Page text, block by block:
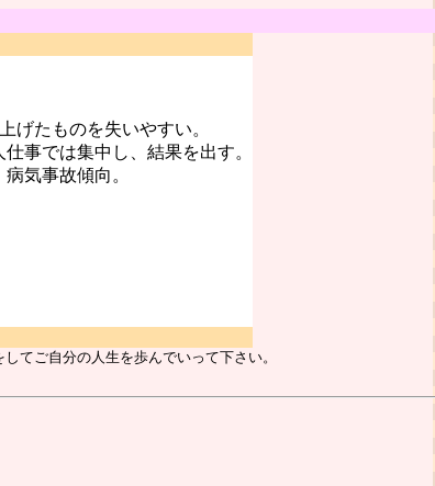
げたものを失いやすい。
事では集中し、結果を出す。
気事故傾向。
てご自分の人生を歩んでいって下さい。